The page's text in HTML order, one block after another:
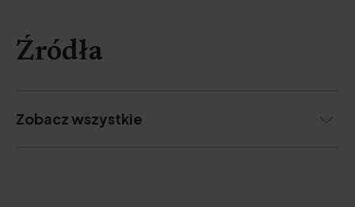
Źródła
Zobacz wszystkie